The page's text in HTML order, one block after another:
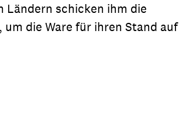
schicken ihm die
die Ware für ihren Stand auf